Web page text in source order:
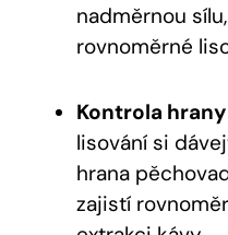
nadměrnou
rovnoměrné
Kontrola
lisování si
hrana
zajistí